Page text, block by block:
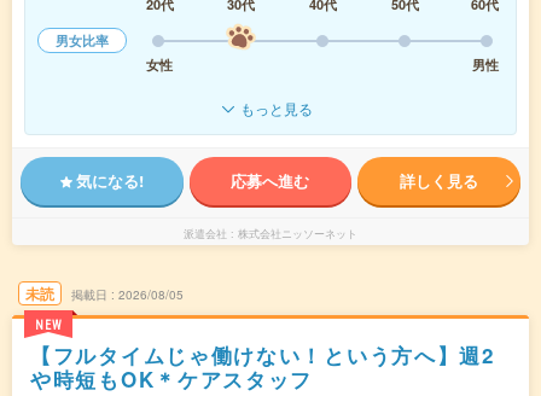
20代
30代 40代 50代
60代
男女比率
女性
男性
もっと見る
気になる! 応募へ進む 詳しく見る
派遣会社 株式会社ニッソーネット
未読
NEW
掲載日 2026/08/05
【フルタイムじゃ働けない！という方へ】週2
や時短もOK＊ケアスタッフ